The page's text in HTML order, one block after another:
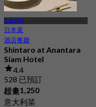
拉查丹利
日本菜
酒店餐廳
Shintaro at Anantara
Siam Hotel
4.4
528 已預訂
起฿ 1,250
標籤
意大利菜